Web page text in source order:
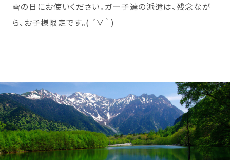
雪の日にお使いください。ガー子達の派遣は、残念なが
ら、お子様限定です。( ´∀｀ )